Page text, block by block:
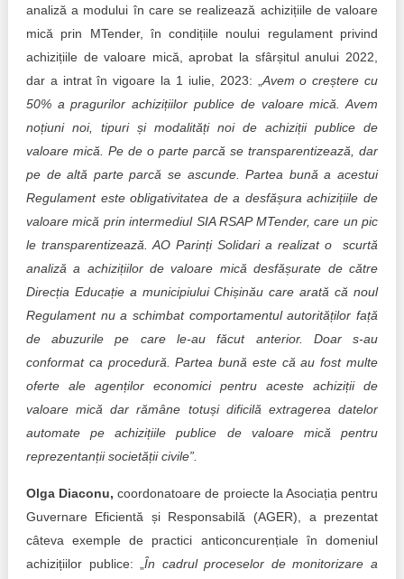
analiză a modului în care se realizează achizițiile de valoare
mică prin MTender, în condițiile noului regulament privind
achizițiile de valoare mică, aprobat la sfârșitul anului 2022,
dar a intrat în vigoare la 1 iulie, 2023: „ Avem o creștere cu
50% a pragurilor achizițiilor publice de valoare mică. Avem
noțiuni noi, tipuri și modalități noi de achiziții publice de
valoare mică. Pe de o parte parcă se transparentizează, dar
pe de altă parte parcă se ascunde. Partea bună a acestui
Regulament este obligativitatea de a desfășura achizițiile de
valoare mică prin intermediul SIA RSAP MTender, care un pic
le transparentizează. AO Parinți Solidari a realizat o scurtă
analiză a achizițiilor de valoare mică desfășurate de către
Direcția Educație a municipiului Chișinău care arată că noul
Regulament nu a schimbat comportamentul autorităților față
de abuzurile pe care le-au făcut anterior. Doar s-au
conformat ca procedură. Partea bună este că au fost multe
oferte ale agenților economici pentru aceste achiziții de
valoare mică dar rămâne totuși dificilă extragerea datelor
automate pe achizițiile publice de valoare mică pentru
reprezentanții societății civile”.
Olga Diaconu,coordonatoare de proiecte la Asociația pentru
Guvernare Eficientă și Responsabilă (AGER), a prezentat
câteva exemple de practici anticoncurențiale în domeniul
achizițiilor publice: „În cadrul proceselor de monitorizare a